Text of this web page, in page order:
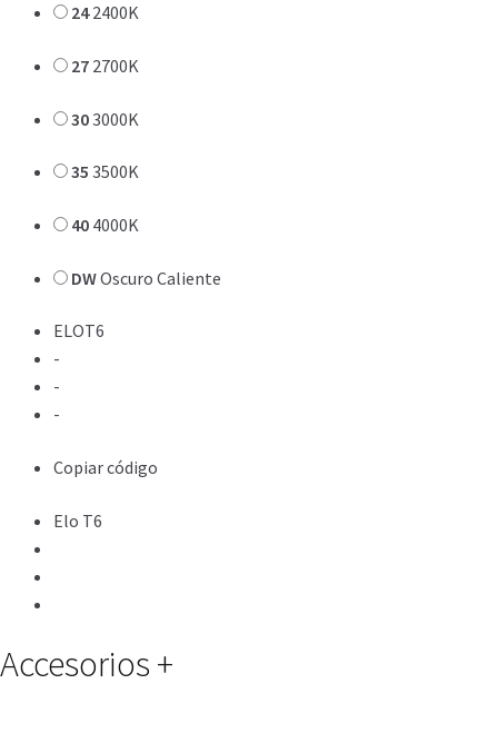
242400K
27 2700K
303000K
35 3500K
40 4000K
DWOscuro Caliente
ELOT6
-
-
-
Copiar código
Elo T6
Accesorios +